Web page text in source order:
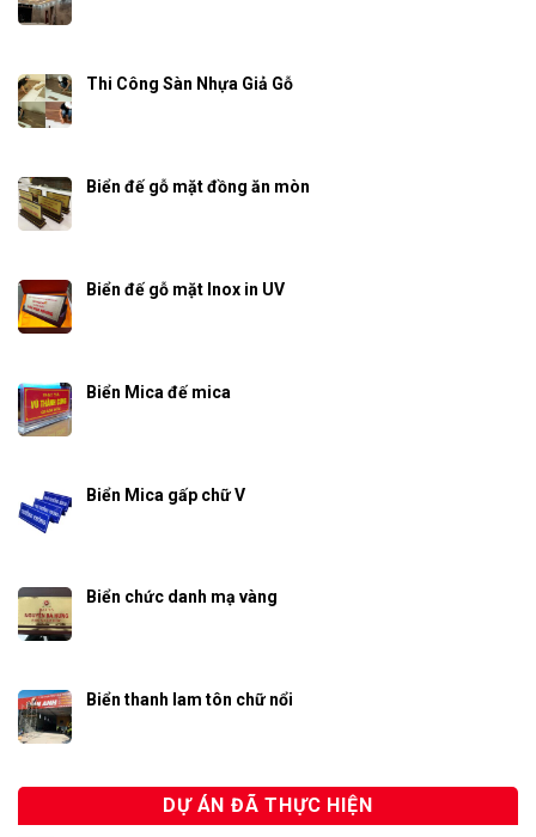
Thi Công Sàn Nhựa Giả Gỗ
Biển đế gỗ mặt đồng ăn mòn
Biển đế gỗ mặt Inox in UV
Biển Mica đế mica
Biển Mica gấp chữ V
Biển chức danh mạ vàng
Biển thanh lam tôn chữ nổi
DỰ ÁN ĐÃ THỰC HIỆN